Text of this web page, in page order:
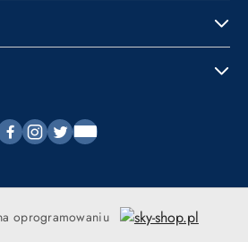
oprogramowaniu